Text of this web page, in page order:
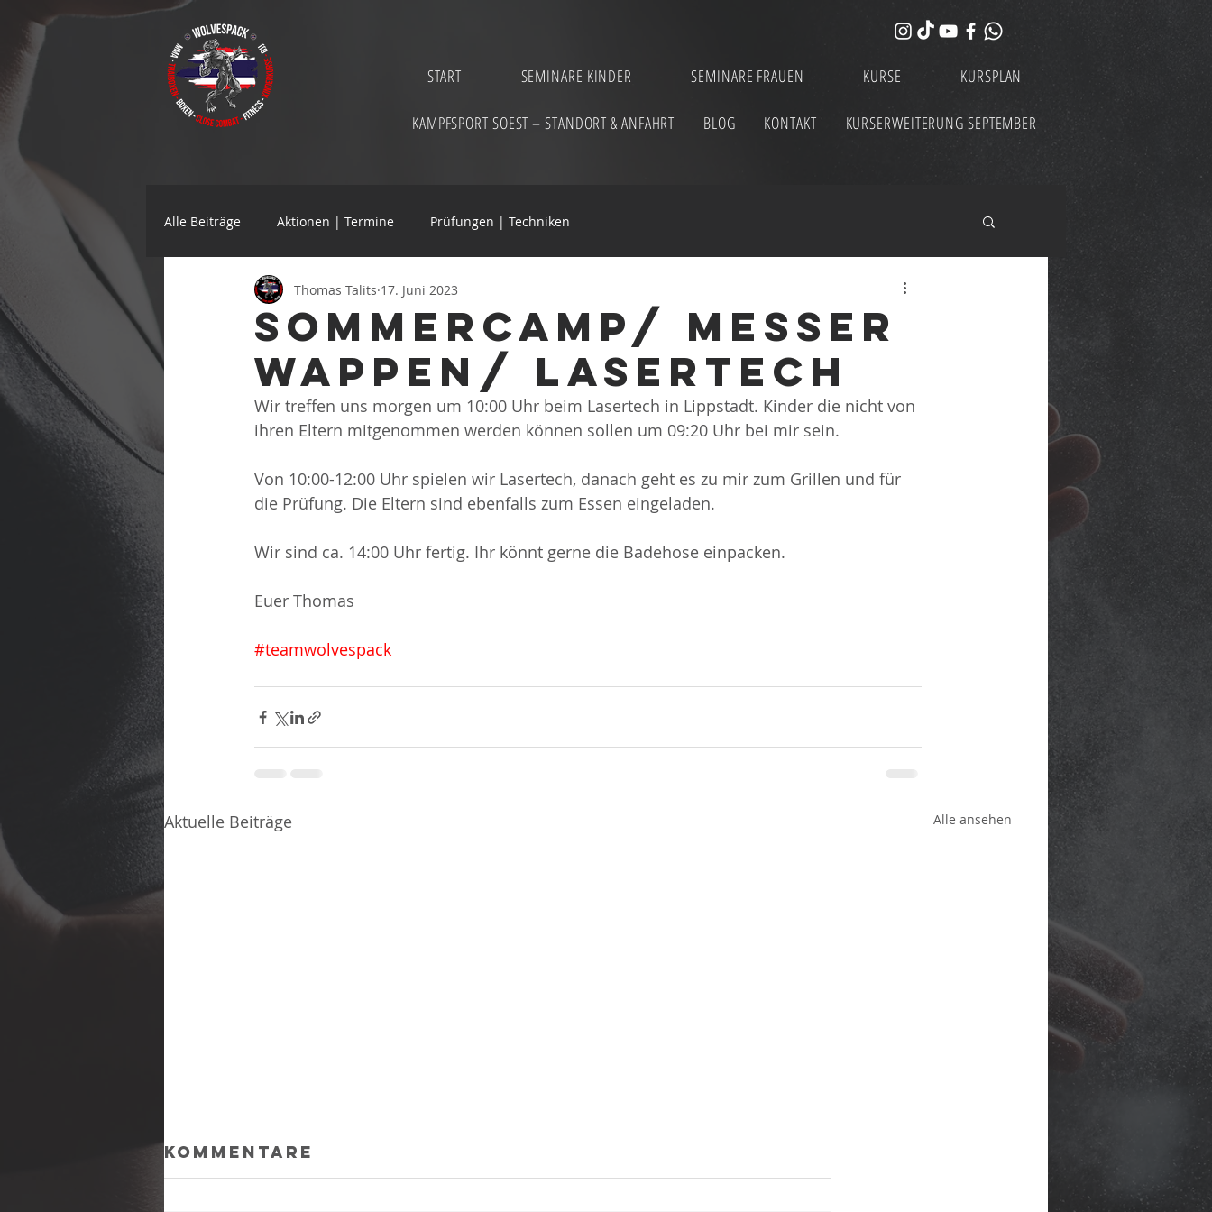
START SEMINARE KINDER SEMINARE FRAUEN KURSE KURSPLAN
KAMPFSPORT SOEST – STANDORT & ANFAHRT BLOG KONTAKT KURSERWEITERUNG SEPTEMBER
Alle Beiträge Aktionen | Termine Prüfungen | Techniken
SOmmercamp/ Messer
Wappen/ Lasertech
Thomas Talits 17. Juni 2023
Wir treffen uns morgen um 10:00 Uhr beim Lasertech in Lippstadt. Kinder die nicht von
ihren Eltern mitgenommen werden können sollen um 09:20 Uhr bei mir sein.
Von 10:00-12:00 Uhr spielen wir Lasertech, danach geht es zu mir zum Grillen und für
die Prüfung. Die Eltern sind ebenfalls zum Essen eingeladen.
Wir sind ca. 14:00 Uhr fertig. Ihr könnt gerne die Badehose einpacken.
Euer Thomas
#teamwolvespack
Aktuelle Beiträge Alle ansehen
Kommentare